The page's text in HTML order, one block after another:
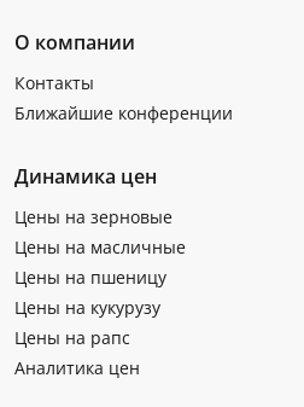
О компании
Контакты
Ближайшие конференции
Динамика цен
Цены на зерновые
Цены на масличные
Цены на пшеницу
Цены на кукурузу
Цены на рапс
Аналитика цен